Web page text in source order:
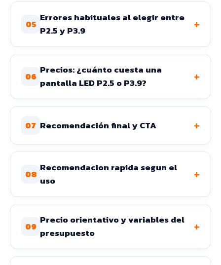
05
Errores habituales al elegir entre
P2.5 y P3.9
+
06
Precios: ¿cuánto cuesta una
pantalla LED P2.5 o P3.9?
+
07 Recomendación final y CTA +
08
Recomendacion rapida segun el
uso
+
09
Precio orientativo y variables del
presupuesto
+